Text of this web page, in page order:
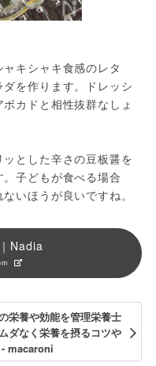
キシャキ食感のレタ
を作ります。ドレッシ
カドと相性抜群なしょ
とした辛さの豆板醤を
子どもが食べる場合
いほうが良いですね。
Nadia
栄養や効能を管理栄養士
ダなく栄養を摂るコツや
- macaroni